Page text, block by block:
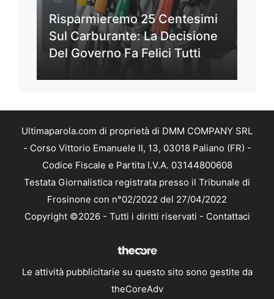
Risparmieremo 25 Centesimi
Sul Carburante: La Decisione
Del Governo Fa Felici Tutti
Ultimaparola.com di proprietà di DMM COMPANY SRL
- Corso Vittorio Emanuele II, 13, 03018 Paliano (FR) -
Codice Fiscale e Partita I.V.A. 03144800608
Testata Giornalistica registrata presso il Tribunale di
Frosinone con n°02/2022 del 27/04/2022
Copyright ©2026 - Tutti i diritti riservati - Contattaci
Le attività pubblicitarie su questo sito sono gestite da
theCoreAdv